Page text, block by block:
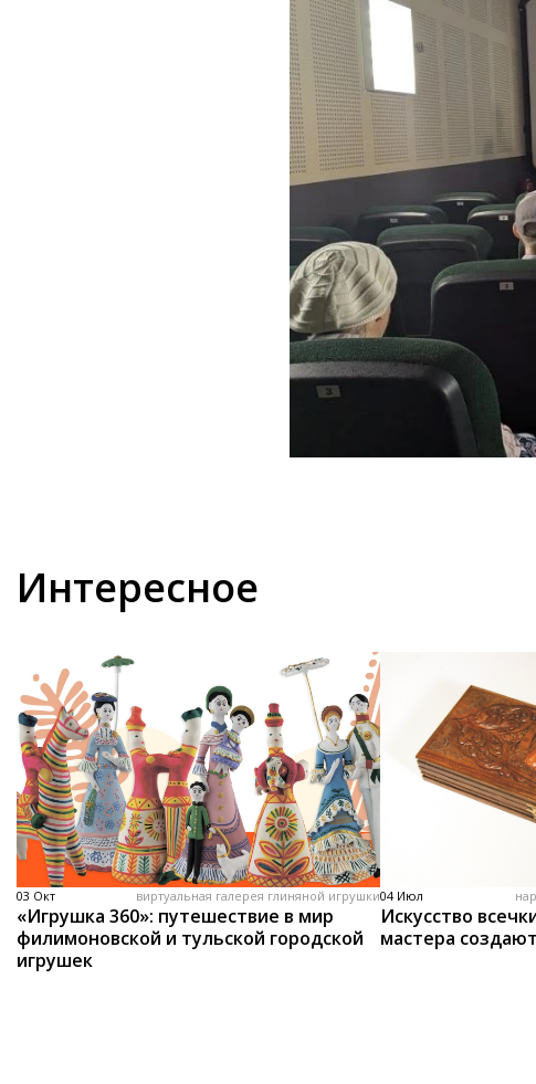
Интересное
03 Окт виртуальная галерея глиняной игрушки
«Игрушка 360»: путешествие в мир
филимоновской и тульской городской
игрушек
04 Июл
Искусство
мастера